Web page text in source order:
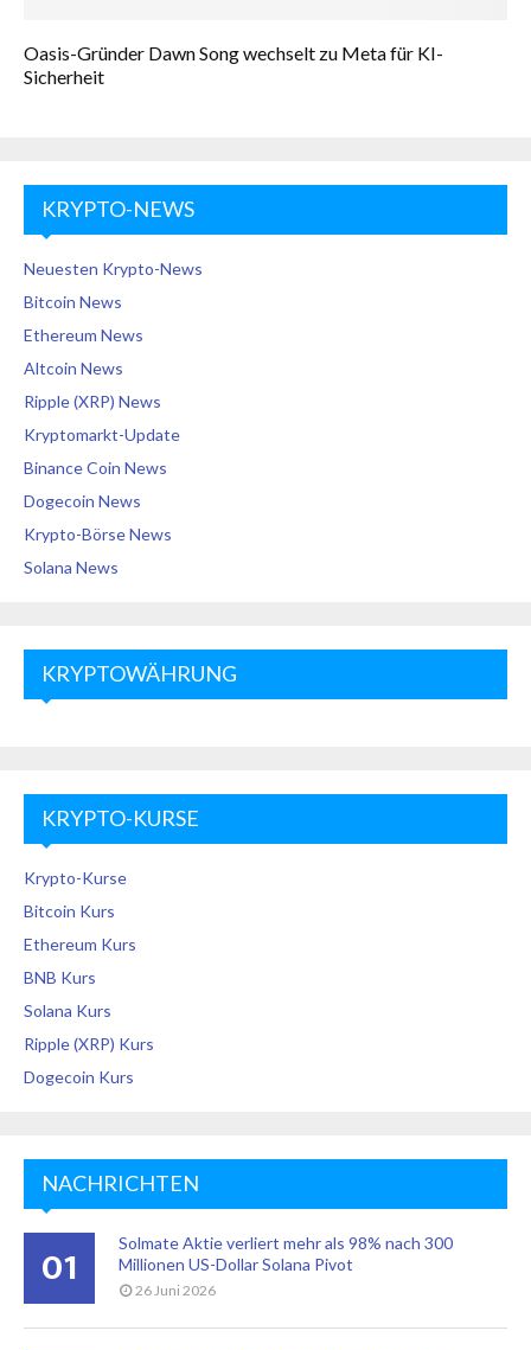
Oasis-Gründer Dawn Song wechselt zu Meta für KI-
Sicherheit
KRYPTO-NEWS
Neuesten Krypto-News
Bitcoin News
Ethereum News
Altcoin News
Ripple (XRP) News
Kryptomarkt-Update
Binance Coin News
Dogecoin News
Krypto-Börse News
Solana News
KRYPTOWÄHRUNG
KRYPTO-KURSE
Krypto-Kurse
Bitcoin Kurs
Ethereum Kurs
BNB Kurs
Solana Kurs
Ripple (XRP) Kurs
Dogecoin Kurs
NACHRICHTEN
01
Solmate Aktie verliert mehr als 98% nach 300
Millionen US-Dollar Solana Pivot
26 Juni 2026